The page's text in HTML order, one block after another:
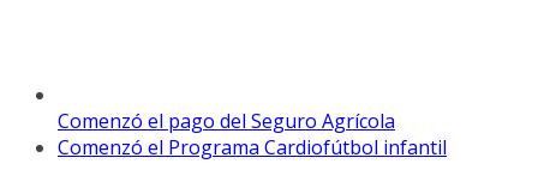
Comenzó el pago del Seguro Agrícola
Comenzó el Programa Cardiofútbol infantil